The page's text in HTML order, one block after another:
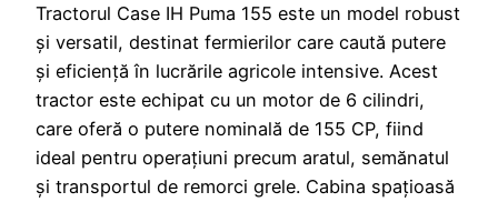
Tractorul Case IH Puma 155 este un model robust
și versatil, destinat fermierilor care caută putere
și eficiență în lucrările agricole intensive. Acest
tractor este echipat cu un motor de 6 cilindri,
care oferă o putere nominală de 155 CP, fiind
ideal pentru operațiuni precum aratul, semănatul
și transportul de remorci grele. Cabina spațioasă